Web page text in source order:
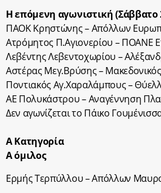
Η επόμενη αγωνιστική (Σάββατο
ΠΑΟΚ Κρηστώνης – Απόλλων
Ατρόμητος Π.Αγιονερίου – ΠΟΑΝΕ
Λεβέντης Λεβεντοχωρίου –
Αστέρας Μεγ.Βρύσης –
Ποντιακός Αγ.Χαραλάμπους –
ΑΕ Πολυκάστρου – Αναγέννηση
Δεν αγωνίζεται το Πάικο
Α Κατηγορία
Α όμιλος
Ερμής Τερπύλλου – Απόλλων